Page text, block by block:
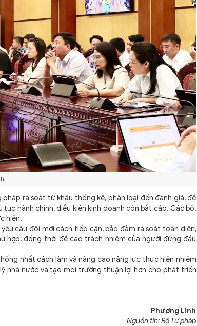
rà soát từ khâu thống kê, phân loại đến đánh giá, đề
hành chính, điều kiện kinh doanh còn bất cập. Các bộ,
hiện.
cầu đổi mới cách tiếp cận, bảo đảm rà soát toàn diện,
hợp, đồng thời đề cao trách nhiệm của người đứng đầu
nhất cách làm và nâng cao năng lực thực hiện nhiệm
nhà nước và tạo môi trường thuận lợi hơn cho phát triển
Phương Linh
Nguồn tin: Bộ Tư pháp